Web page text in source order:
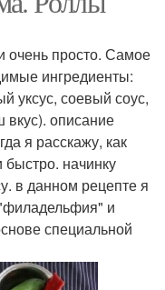
очень просто. Самое
ингредиенты:
уксус, соевый соус,
описание
я расскажу, как
начинку
в данном рецепте я
и
специальной